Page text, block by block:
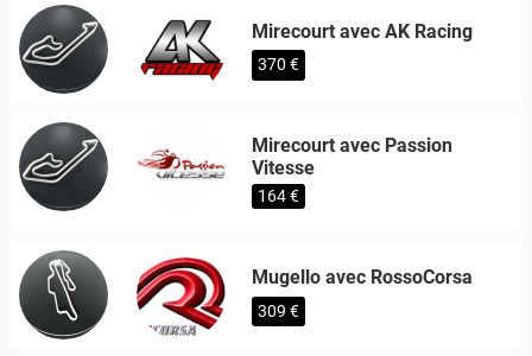
Mirecourt avec AK Racing
370 €
Mirecourt avec Passion
Vitesse
164 €
Mugello avec RossoCorsa
309 €